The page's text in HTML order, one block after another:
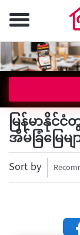
မြန်မာနိုင်ငံ
အိမ်ခြံမြေမျ
Sort by